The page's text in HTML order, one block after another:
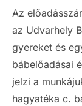
Az
az Udvarhely
gyereket és
bábelőadásai
jelzi a
hagyatéka c.